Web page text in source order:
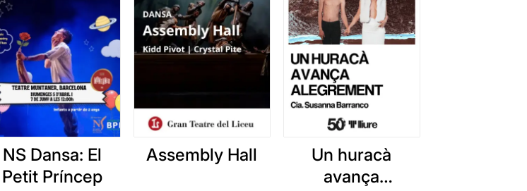
NS Dansa: El
Petit Príncep
Assembly Hall
Un huracà
avança